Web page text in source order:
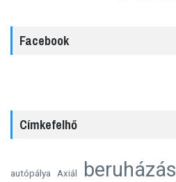
Facebook
Címkefelhő
autópálya Axiál beruházás